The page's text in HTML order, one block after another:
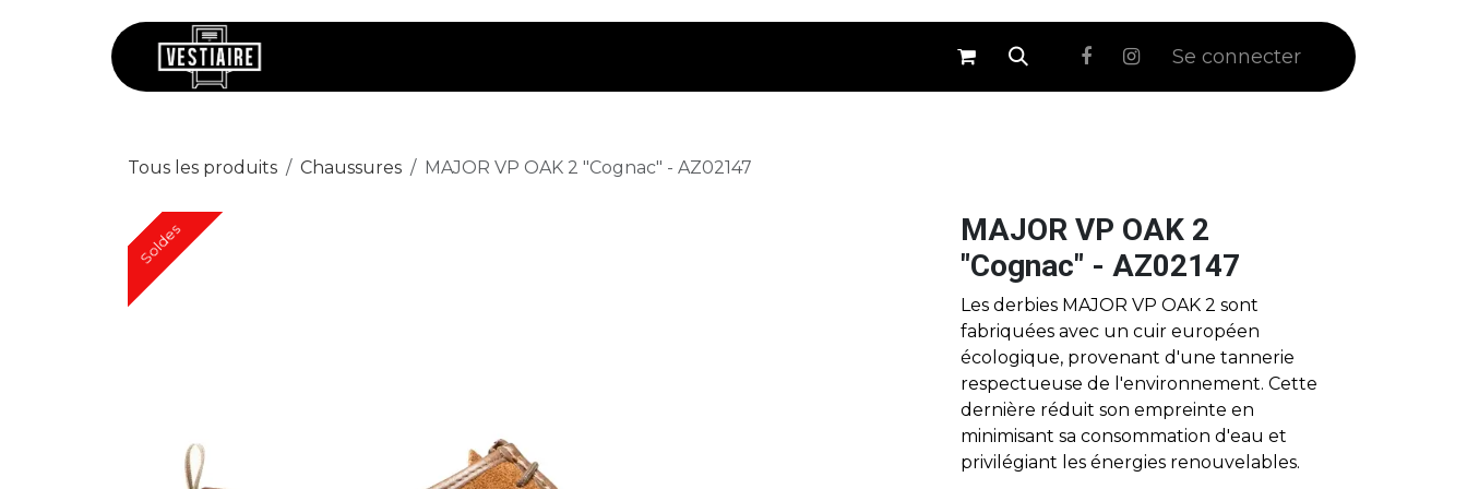
⚪ Soldes Se connecter
Tous les produits Chaussures MAJOR VP OAK 2 "Cognac" - AZ02147
Soldes
Soldes
MAJOR VP OAK 2
"Cognac" - AZ02147
Les derbies MAJOR VP OAK 2 sont
fabriquées avec un cuir européen
écologique, provenant d'une tannerie
respectueuse de l'environnement. Cette
dernière réduit son empreinte en
minimisant sa consommation d'eau et
privilégiant les énergies renouvelables.